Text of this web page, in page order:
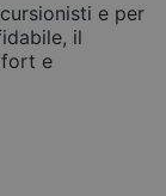
e per
il
e